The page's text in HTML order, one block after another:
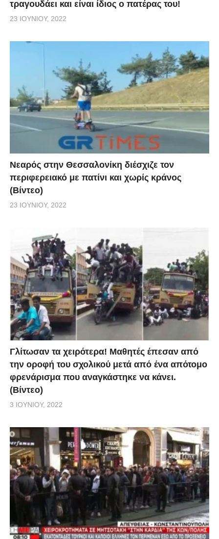
τραγουδάει και είναι ίδιος ο πατέρας του!
23 ΙΟΥΝΊΟΥ, 2022
Νεαρός στην Θεσσαλονίκη διέσχιζε τον
περιφερειακό με πατίνι και χωρίς κράνος
(Βίντεο)
23 ΙΟΥΝΊΟΥ, 2022
Γλίτωσαν τα χειρότερα! Μαθητές έπεσαν από
την οροφή του σχολικού μετά από ένα απότομο
φρενάρισμα που αναγκάστηκε να κάνει.
(Βίντεο)
3 ΙΟΥΝΊΟΥ, 2022